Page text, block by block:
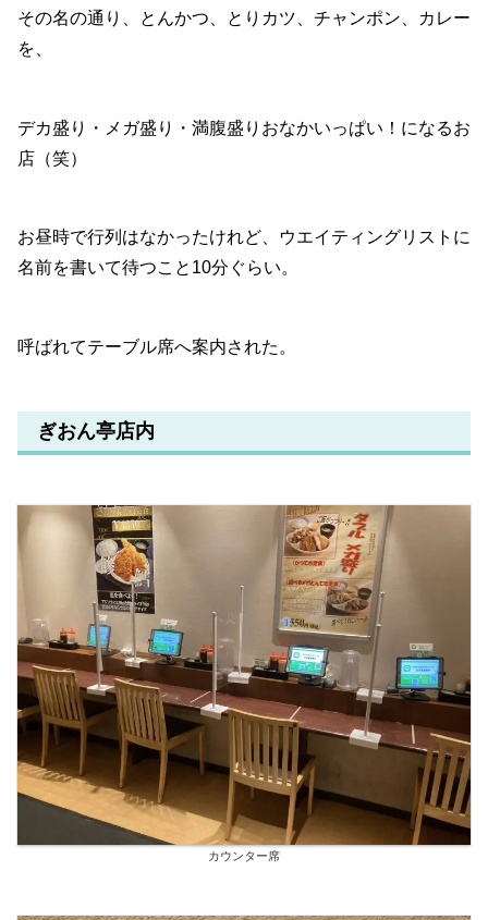
その名の通り、とんかつ、とりカツ、チャンポン、カレー
を、
デカ盛り・メガ盛り・満腹盛りおなかいっぱい！になるお
店（笑）
お昼時で行列はなかったけれど、ウエイティングリストに
名前を書いて待つこと10分ぐらい。
呼ばれてテーブル席へ案内された。
ぎおん亭店内
カウンター席